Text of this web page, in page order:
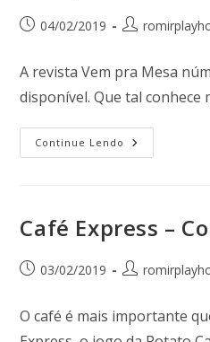
04/02/2019
A revista Vem pra Mesa
disponível. Que tal conhece
Continue Lendo
Café Express –
03/02/2019
O café é mais importante